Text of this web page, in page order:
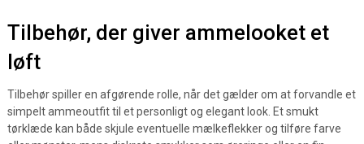
Tilbehør, der giver ammelooket et
løft
Tilbehør spiller en afgørende rolle, når det gælder om at forvandle et
simpelt ammeoutfit til et personligt og elegant look. Et smukt
tørklæde kan både skjule eventuelle mælkeflekker og tilføre farve